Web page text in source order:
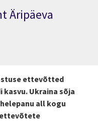
Äripäeva
ettevõtted
Ukraina sõja
all kogu
ettevõtete